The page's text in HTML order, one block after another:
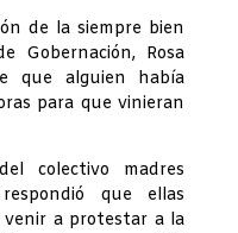
de la siempre bien
Gobernación, Rosa
que alguien había
para que vinieran
colectivo madres
que ellas
a protestar a la